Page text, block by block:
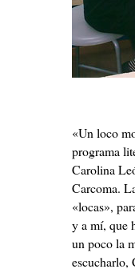
«Un loco
programa
Carolina
Carcoma.
«locas»,
y a mí, que
un poco la
escucharlo,